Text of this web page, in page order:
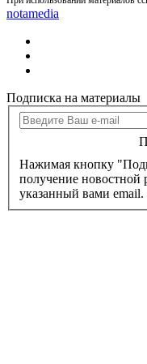
notamedia
Подписка на материалы
Нажимая кнопку
получение новостной
указанный вами email.